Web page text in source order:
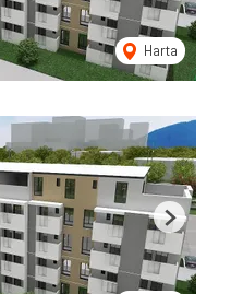
Harta
Next